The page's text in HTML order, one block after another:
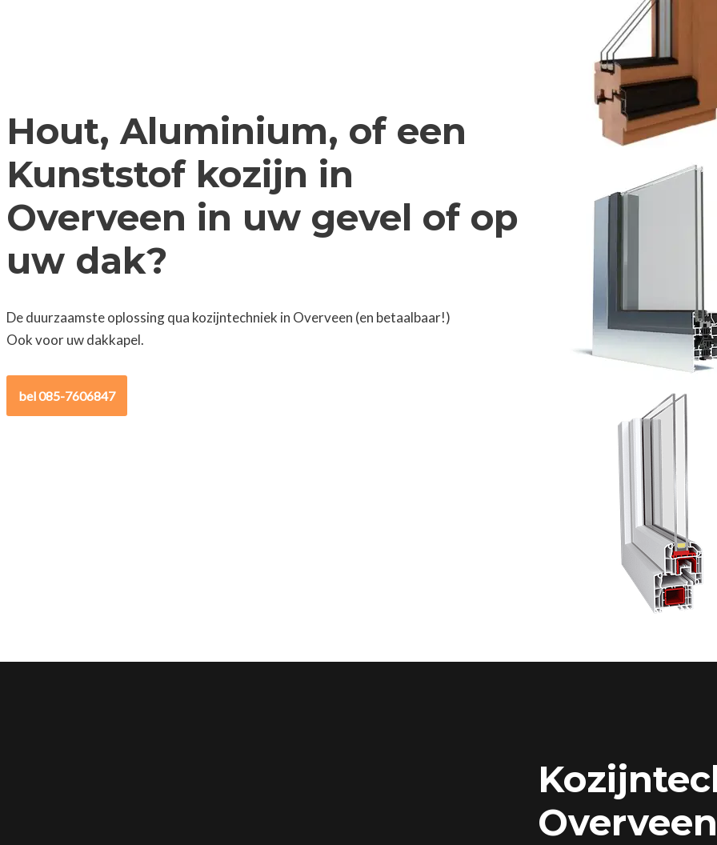
Hout, Aluminium, of een
Kunststof kozijn in
Overveen in uw gevel of op
uw dak?
De duurzaamste oplossing qua kozijntechniek in Overveen (en betaalbaar!)
Ook voor uw dakkapel.
bel 085-7606847